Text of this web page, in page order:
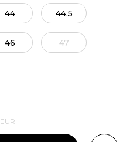
44 44.5
46 47
EUR